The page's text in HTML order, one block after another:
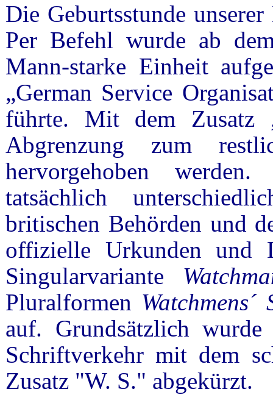
Die Geburtsstunde
Per Befehl wurde ab
Mann-starke Einheit
„German Service
führte. Mit dem Zusatz
Abgrenzung zum
hervorgehoben
tatsächlich
britischen Behörden und
offizielle Urkunden und
Singularvariante
Pluralformen Watchmens´
auf. Grundsätzlich
Schriftverkehr mit dem
Zusatz "W. S." abgekürzt.